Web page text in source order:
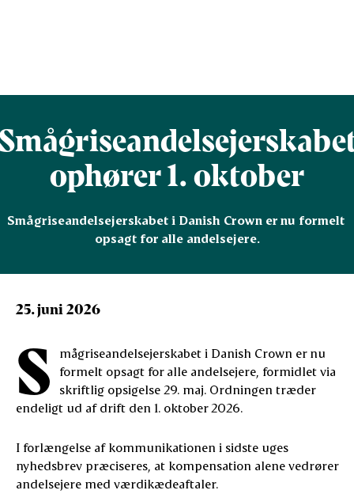
ophører 1. oktober
Smågriseandelsejerskabet i Danish Crown er nu formelt
opsagt for alle andelsejere.
25. juni 2026
S
mågriseandelsejerskabet i Danish Crown er nu
formelt opsagt for alle andelsejere, formidlet via
skriftlig opsigelse 29. maj. Ordningen træder
endeligt ud af drift den 1. oktober 2026.
I forlængelse af kommunikationen i sidste uges
nyhedsbrev præciseres, at kompensation alene vedrører
andelsejere med værdikædeaftaler.